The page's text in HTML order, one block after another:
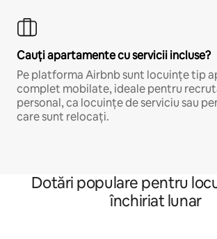
Cauți apartamente cu servicii incluse?
Pe platforma Airbnb sunt locuințe tip
complet mobilate, ideale pentru
personal, ca locuințe de serviciu sau
care sunt relocați.
Dotări populare pentru
închiriat lunar